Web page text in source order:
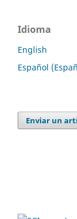
Idioma
English
Español
Enviar un